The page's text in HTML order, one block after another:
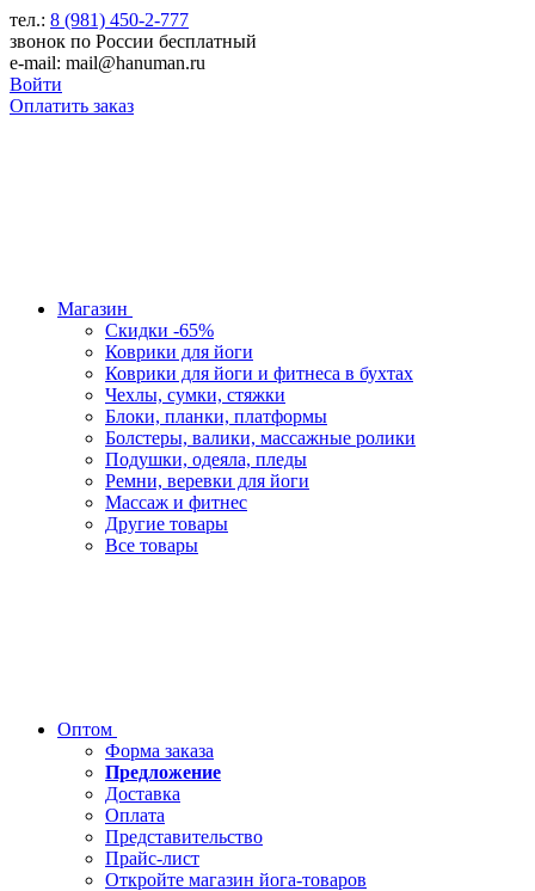
тел.: 8 (981) 450-2-777
звонок по России бесплатный
e-mail: mail@hanuman.ru
Войти
Оплатить заказ
Магазин
Скидки -65%
Коврики для йоги
Коврики для йоги и фитнеса в бухтах
Чехлы, сумки, стяжки
Блоки, планки, платформы
Болстеры, валики, массажные ролики
Подушки, одеяла, пледы
Ремни, веревки для йоги
Массаж и фитнес
Другие товары
Все товары
Оптом
Форма заказа
Предложение
Доставка
Оплата
Представительство
Прайс-лист
Откройте магазин йога-товаров